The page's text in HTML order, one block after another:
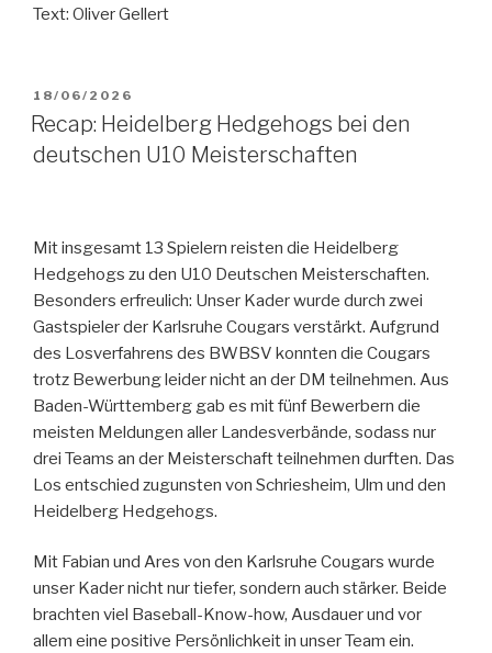
Text: Oliver Gellert
VERÖFFENTLICHT
AM
18/06/2026
Recap: Heidelberg Hedgehogs bei den
deutschen U10 Meisterschaften
Mit insgesamt 13 Spielern reisten die Heidelberg
Hedgehogs zu den U10 Deutschen Meisterschaften.
Besonders erfreulich: Unser Kader wurde durch zwei
Gastspieler der Karlsruhe Cougars verstärkt. Aufgrund
des Losverfahrens des BWBSV konnten die Cougars
trotz Bewerbung leider nicht an der DM teilnehmen. Aus
Baden-Württemberg gab es mit fünf Bewerbern die
meisten Meldungen aller Landesverbände, sodass nur
drei Teams an der Meisterschaft teilnehmen durften. Das
Los entschied zugunsten von Schriesheim, Ulm und den
Heidelberg Hedgehogs.
Mit Fabian und Ares von den Karlsruhe Cougars wurde
unser Kader nicht nur tiefer, sondern auch stärker. Beide
brachten viel Baseball-Know-how, Ausdauer und vor
allem eine positive Persönlichkeit in unser Team ein.